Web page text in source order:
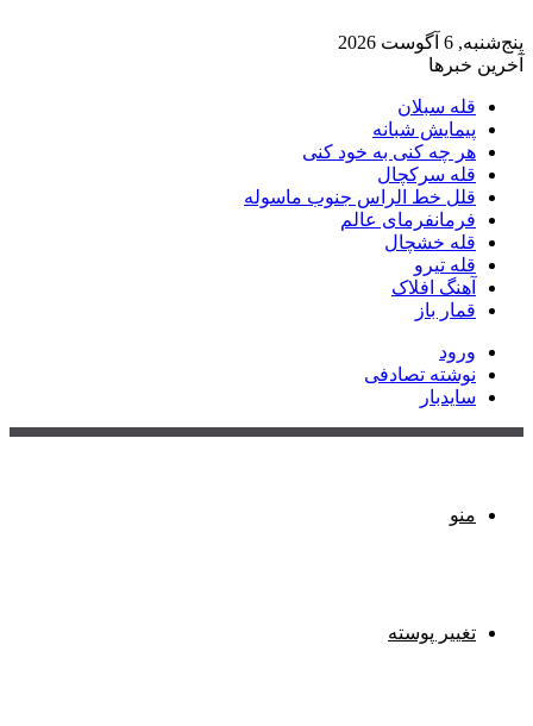
پنج‌شنبه, 6 آگوست 2026
آخرین خبرها
قله سبلان
پیمایش شبانه
هر چه کنی به خود کنی
قله سرکچال
قلل خط الراس جنوب ماسوله
فرمانفرمای عالم
قله خشچال
قله تیرو
آهنگ افلاک
قمار باز
ورود
نوشته تصادفی
سایدبار
منو
تغییر پوسته